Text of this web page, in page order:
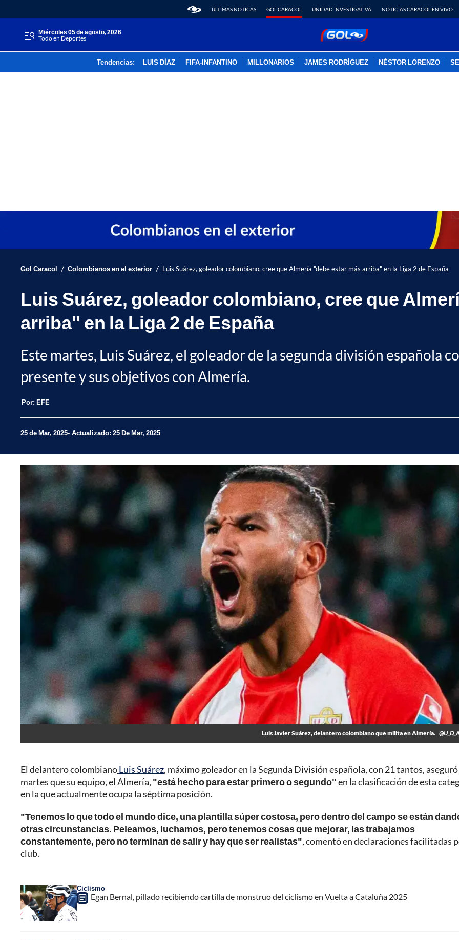
ÚLTIMAS NOTICAS GOL CARACOL UNIDAD INVESTIGATIVA NOTICIAS CARACOL EN VIVO
miércoles 05 de agosto, 2026
Todo en Deportes
Tendencias: LUIS DÍAZ FIFA-INFANTINO MILLONARIOS JAMES RODRÍGUEZ NÉSTOR LORENZO
Gol Caracol / Colombianos en el exterior / Luis Suárez, goleador colombiano, cree que Almería "debe estar más arriba" en la Liga 2 de España
Luis Suárez, goleador colombiano, cree que
arriba" en la Liga 2 de España
Este martes, Luis Suárez, el goleador de la segunda división española
presente y sus objetivos con Almería.
Por: EFE
25 de Mar, 2025 Actualizado: 25 De Mar, 2025
Luis Javier Suárez, delantero colombiano que milita en Almería.
El delantero colombianoLuis Suárez, máximo goleador en la Segunda División española, con 21 tantos,
martes que su equipo, el Almería, "está hecho para estar primero o segundo"en la clasificación de esta
en la que actualmente ocupa la séptima posición.
"Tenemos lo que todo el mundo dice, una plantilla súper costosa, pero dentro del campo se están
otras circunstancias. Peleamos, luchamos, pero tenemos cosas que mejorar, las trabajamos
constantemente, pero no terminan de salir y hay que ser realistas", comentó en declaraciones facilitadas
club.
Ciclismo
Egan Bernal, pillado recibiendo cartilla de monstruo del ciclismo en Vuelta a Cataluña 2025